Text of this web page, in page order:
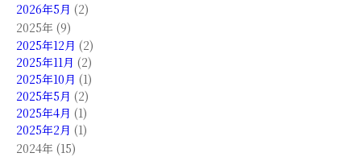
2026年5月 (2)
2025年 (9)
2025年12月 (2)
2025年11月 (2)
2025年10月 (1)
2025年5月 (2)
2025年4月 (1)
2025年2月 (1)
2024年 (15)